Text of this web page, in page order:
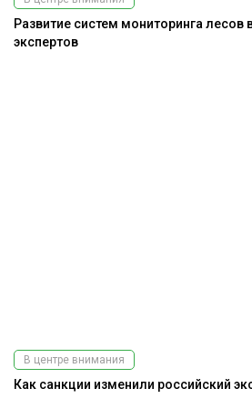
Развитие систем мониторинга лесов
экспертов
В центре внимания
Как санкции изменили российский